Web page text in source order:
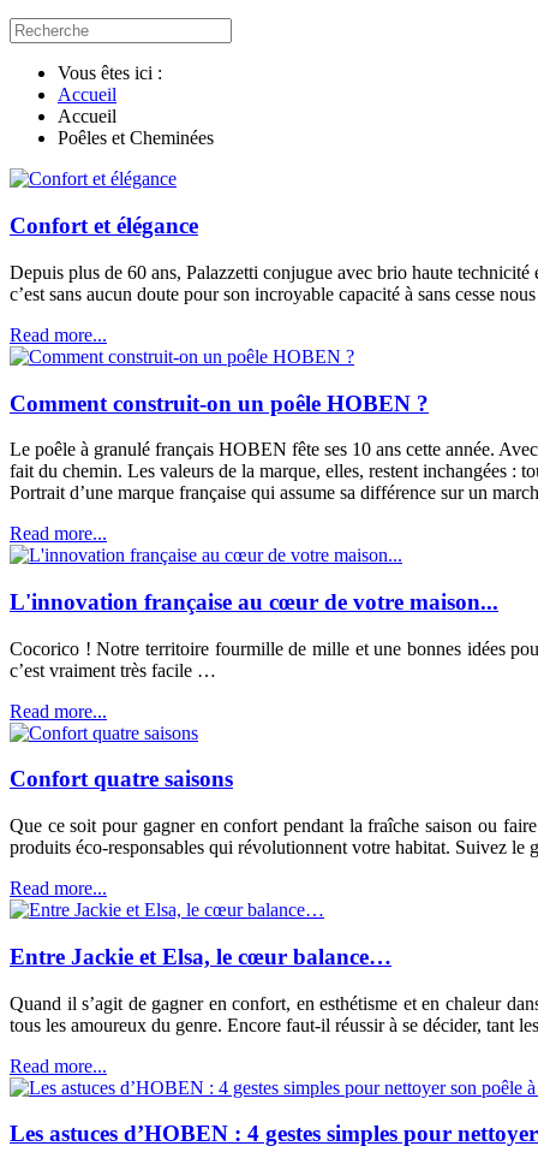
Vous êtes ici :
Accueil
Accueil
Poêles et Cheminées
Confort et élégance
Depuis plus de 60 ans, Palazzetti conjugue avec brio haute
c’est sans aucun doute pour son incroyable capacité à sans cesse
Read more...
Comment construit-on un poêle HOBEN ?
Le poêle à granulé français HOBEN fête ses 10 ans cette année.
fait du chemin. Les valeurs de la marque, elles, restent inchangées :
Portrait d’une marque française qui assume sa différence sur un
Read more...
L'innovation française au cœur de votre maison...
Cocorico ! Notre territoire fourmille de mille et une bonnes idées
c’est vraiment très facile …
Read more...
Confort quatre saisons
Que ce soit pour gagner en confort pendant la fraîche saison ou
produits éco-responsables qui révolutionnent votre habitat. Suivez
Read more...
Entre Jackie et Elsa, le cœur balance…
Quand il s’agit de gagner en confort, en esthétisme et en chaleur
tous les amoureux du genre. Encore faut-il réussir à se décider, tant
Read more...
Les astuces d’HOBEN : 4 gestes simples pour